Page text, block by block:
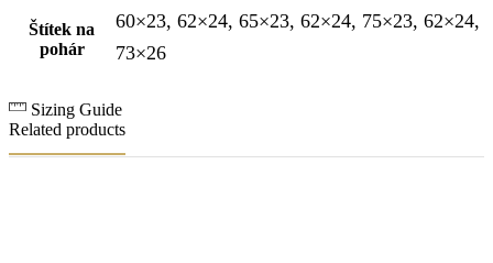
Štítek na
pohár
60×23, 62×24, 65×23, 62×24, 75×23, 62×24,
73×26
Sizing Guide
Related products